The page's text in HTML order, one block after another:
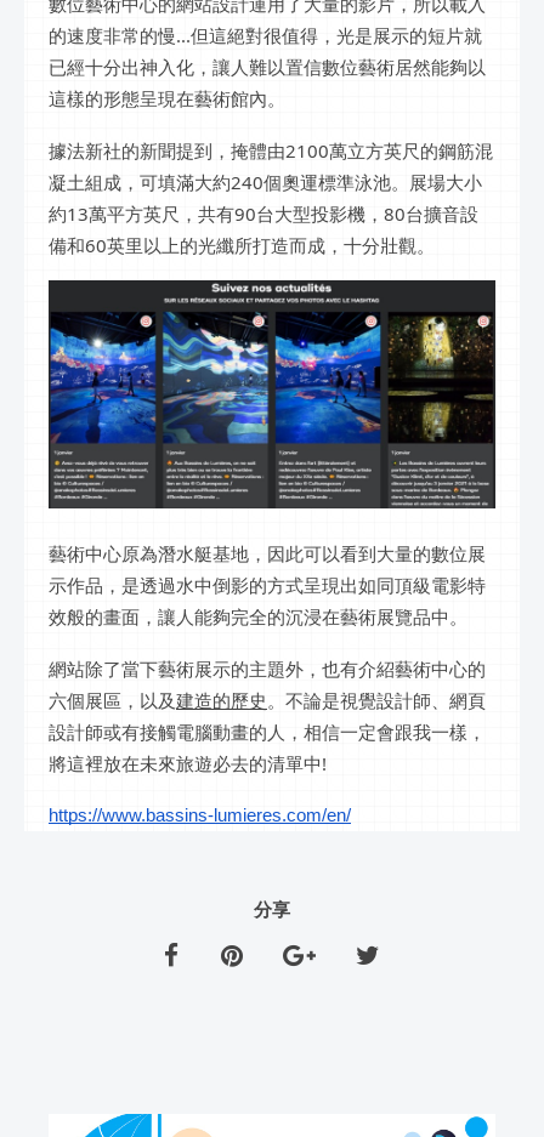
的速度非常的慢...但這絕對很值得，光是展示的短片就
已經十分出神入化，讓人難以置信數位藝術居然能夠以
這樣的形態呈現在藝術館內。
據法新社的新聞提到，掩體由2100萬立方英尺的鋼筋混
凝土組成，可填滿大約240個奧運標準泳池。展場大小
約13萬平方英尺，共有90台大型投影機，80台擴音設
備和60英里以上的光纖所打造而成，十分壯觀。
藝術中心原為潛水艇基地，因此可以看到大量的數位展
示作品，是透過水中倒影的方式呈現出如同頂級電影特
效般的畫面，讓人能夠完全的沉浸在藝術展覽品中。
網站除了當下藝術展示的主題外，也有介紹藝術中心的
六個展區，以及建造的歷史 。不論是視覺設計師、網頁
設計師或有接觸電腦動畫的人，相信一定會跟我一樣，
將這裡放在未來旅遊必去的清單中!
https://www.bassins-lumieres.com/en/
分享